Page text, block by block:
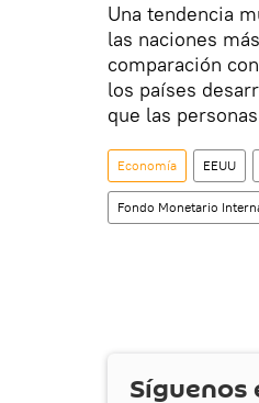
Una tendencia
las naciones
comparación
los países
que las
Economía EEUU
Fondo Monetario
Síguenos